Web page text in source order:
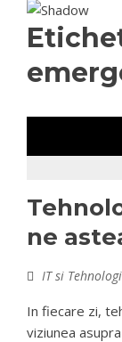
ne
IT si
In fiecare zi,
viziunea